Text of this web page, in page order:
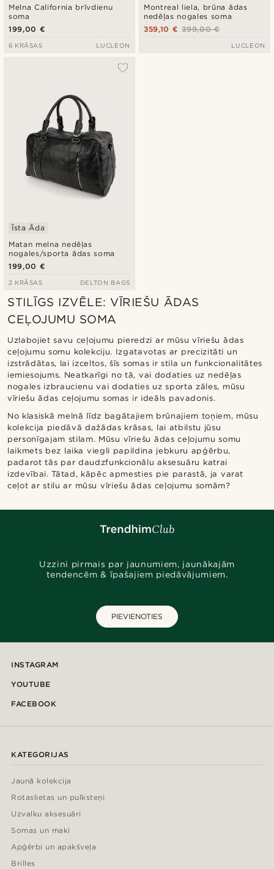
Melna California brīvdienu
soma
199,00 €
6 KRĀSAS LUCLEON
Montreal liela, brūna ādas
nedēļas nogales soma
399,00 €
359,10 €
LUCLEON
Matan melna nedēļas
nogales/sporta ādas soma
Īsta Āda
199,00 €
2 KRĀSAS DELTON BAGS
STILĪGS IZVĒLE: VĪRIEŠU ĀDAS
CEĻOJUMU SOMA
Uzlabojiet savu ceļojumu pieredzi ar mūsu vīriešu ādas
ceļojumu somu kolekciju. Izgatavotas ar precizitāti un
izstrādātas, lai izceltos, šīs somas ir stila un funkcionalitātes
iemiesojums. Neatkarīgi no tā, vai dodaties uz nedēļas
nogales izbraucienu vai dodaties uz sporta zāles, mūsu
vīriešu ādas ceļojumu somas ir ideāls pavadonis.
No klasiskā melnā līdz bagātajiem brūnajiem toņiem, mūsu
kolekcija piedāvā dažādas krāsas, lai atbilstu jūsu
personīgajam stilam. Mūsu vīriešu ādas ceļojumu somu
laikmets bez laika viegli papildina jebkuru apģērbu,
padarot tās par daudzfunkcionālu aksesuāru katrai
izdevībai. Tātad, kāpēc apmesties pie parastā, ja varat
ceļot ar stilu ar mūsu vīriešu ādas ceļojumu somām?
Uzzini pirmais par jaunumiem, jaunākajām
tendencēm & īpašajiem piedāvājumiem.
PIEVIENOTIES
INSTAGRAM
YOUTUBE
FACEBOOK
KATEGORIJAS
Jaunā kolekcija
Rotaslietas un pulksteņi
Uzvalku aksesuāri
Somas un maki
Apģērbi un apakšveļa
Brilles